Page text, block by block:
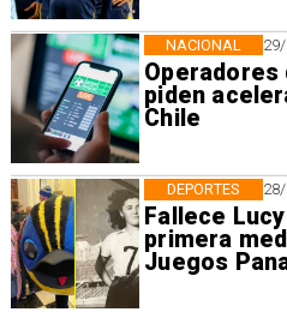
Operadores
piden
Chile
NACIONAL
Fallece
primera
Juegos
DEPORTES